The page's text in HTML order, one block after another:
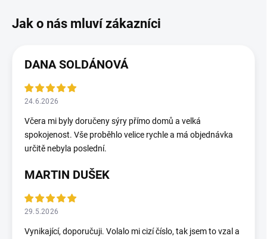
DANA SOLDÁNOVÁ
24.6.2026
Včera mi byly doručeny sýry přímo domů a velká
spokojenost. Vše proběhlo velice rychle a má objednávka
určitě nebyla poslední.
MARTIN DUŠEK
29.5.2026
Vynikající, doporučuji. Volalo mi cizí číslo, tak jsem to vzal a